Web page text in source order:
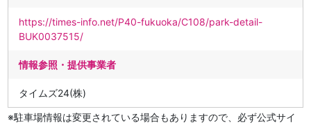
https://times-info.net/P40-fukuoka/C108/park-detail-
BUK0037515/
情報参照・提供事業者
タイムズ24(株)
※駐車場情報は変更されている場合もありますので、必ず公式サイ